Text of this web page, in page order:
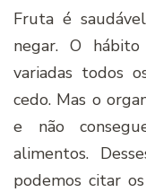
Fruta é
negar. O
variadas todos
cedo. Mas o
e não
alimentos.
podemos citar